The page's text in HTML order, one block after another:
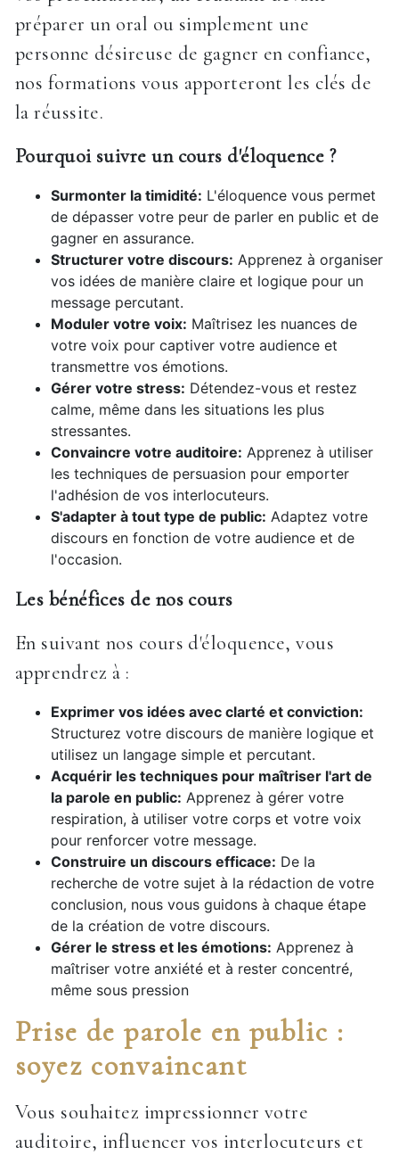
préparer un oral ou simplement une
personne désireuse de gagner en confiance,
nos formations vous apporteront les clés de
la réussite.
Pourquoi suivre un cours d'éloquence ?
Surmonter la timidité: L'éloquence vous permet
de dépasser votre peur de parler en public et de
gagner en assurance.
Structurer votre discours: Apprenez à organiser
vos idées de manière claire et logique pour un
message percutant.
Moduler votre voix: Maîtrisez les nuances de
votre voix pour captiver votre audience et
transmettre vos émotions.
Gérer votre stress: Détendez-vous et restez
calme, même dans les situations les plus
stressantes.
Convaincre votre auditoire: Apprenez à utiliser
les techniques de persuasion pour emporter
l'adhésion de vos interlocuteurs.
S'adapter à tout type de public: Adaptez votre
discours en fonction de votre audience et de
l'occasion.
Les bénéfices de nos cours
En suivant nos cours d'éloquence, vous
apprendrez à :
Exprimer vos idées avec clarté et conviction:
Structurez votre discours de manière logique et
utilisez un langage simple et percutant.
Acquérir les techniques pour maîtriser l'art de
la parole en public: Apprenez à gérer votre
respiration, à utiliser votre corps et votre voix
pour renforcer votre message.
Construire un discours efficace: De la
recherche de votre sujet à la rédaction de votre
conclusion, nous vous guidons à chaque étape
de la création de votre discours.
Gérer le stress et les émotions: Apprenez à
maîtriser votre anxiété et à rester concentré,
même sous pression
Prise de parole en public :
soyez convaincant
Vous souhaitez impressionner votre
auditoire, influencer vos interlocuteurs et